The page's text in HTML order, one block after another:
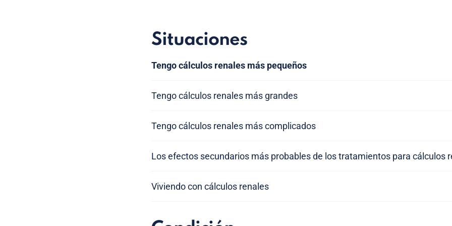
Situaciones
Tengo cálculos renales más pequeños
Tengo cálculos renales más grandes
Tengo cálculos renales más complicados
Los efectos secundarios más probables de los tratamientos para cálculos
Viviendo con cálculos renales